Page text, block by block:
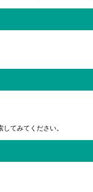
てみてください。